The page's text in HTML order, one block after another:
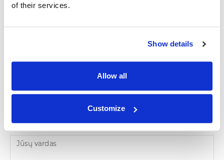
of their services.
Show details
Allow all
Customize
ilgesnių istorijų tikrai bus svarbi ateityje :)
Parašykite atsiliepimą
Jūsų vardas